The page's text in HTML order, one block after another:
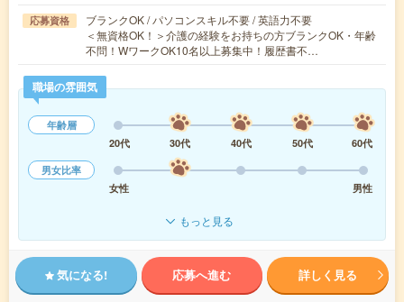
応募資格
ブランクOK / パソコンスキル不要 / 英語力不要
＜無資格OK！＞介護の経験をお持ちの方ブランクOK・年齢
不問！WワークOK10名以上募集中！履歴書不…
職場の雰囲気
年齢層
20代
30代 40代 50代
60代
男女比率
女性
男性
もっと見る
気になる! 応募へ進む 詳しく見る